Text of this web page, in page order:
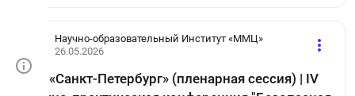
Научно-образовательный Институт «ММЦ»
26.05.2026
Зал «Санкт-Петербург» (пленарная сессия) | IV